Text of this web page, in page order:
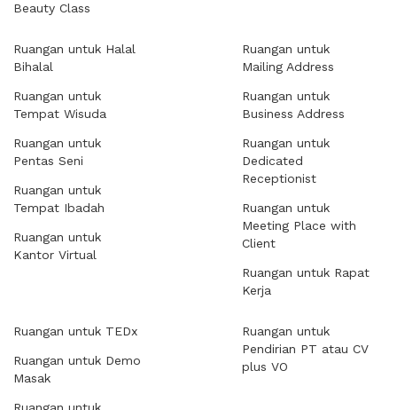
Beauty Class
Ruangan untuk Halal
Bihalal
Ruangan untuk
Tempat Wisuda
Ruangan untuk
Pentas Seni
Ruangan untuk
Tempat Ibadah
Ruangan untuk
Kantor Virtual
Ruangan untuk
Mailing Address
Ruangan untuk
Business Address
Ruangan untuk
Dedicated
Receptionist
Ruangan untuk
Meeting Place with
Client
Ruangan untuk Rapat
Kerja
Ruangan untuk TEDx
Ruangan untuk Demo
Masak
Ruangan untuk
Pendirian PT atau CV
plus VO